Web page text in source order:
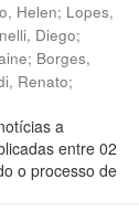
Helen; Lopes,
Diego;
; Borges,
Renato;
a
entre 02
o processo de